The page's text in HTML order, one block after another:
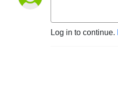
Log in to continue.